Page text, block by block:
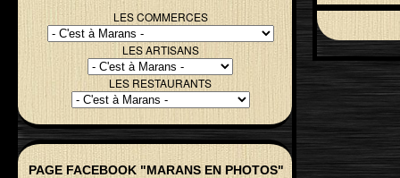
LES COMMERCES
LES ARTISANS
LES RESTAURANTS
PAGE FACEBOOK "MARANS EN PHOTOS"